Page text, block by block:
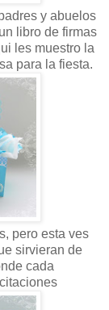
y abuelos
libro de firmas
les muestro la
para la fiesta.
pero esta ves
sirvieran de
cada